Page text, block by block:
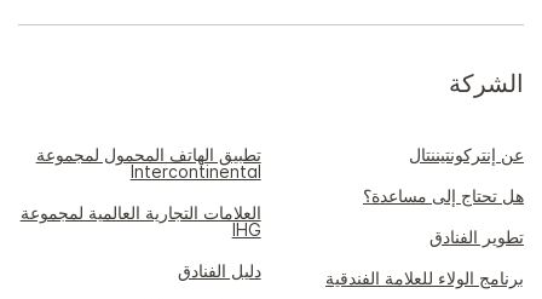
الشركة
عن إنتركونتيننتال
تطبيق الهاتف المحمول لمجموعة
Intercontinental
هل تحتاج إلى مساعدة؟
العلامات التجارية العالمية لمجموعة
IHG
تطوير الفنادق
دليل الفنادق
برنامج الولاء للعلامة الفندقية